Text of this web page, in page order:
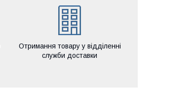
Отримання товару у відділенні
служби доставки